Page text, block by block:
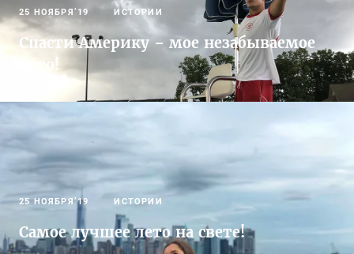
25 НОЯБРЯ’19 ИСТОРИИ
Спасти Америку – мое незабываемое
лето!
25 НОЯБРЯ’19 ИСТОРИИ
Самое лучшее лето на свете!